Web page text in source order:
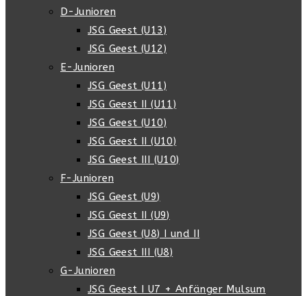
D-Junioren
JSG Geest (U13)
JSG Geest (U12)
E-Junioren
JSG Geest (U11)
JSG Geest II (U11)
JSG Geest (U10)
JSG Geest II (U10)
JSG Geest III (U10)
F-Junioren
JSG Geest (U9)
JSG Geest II (U9)
JSG Geest (U8) I und II
JSG Geest III (U8)
G-Junioren
JSG Geest I U7 + Anfänger Mulsum